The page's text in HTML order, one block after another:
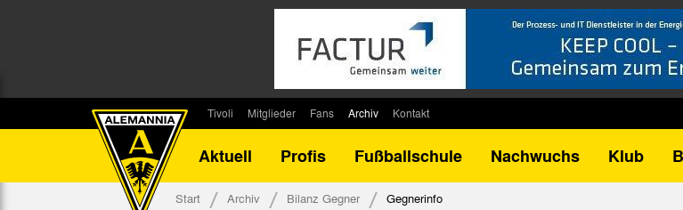
Tivoli
Stadionsprecher
Mitglieder
Kontakt
Fans
Fanbeirat
Archiv
Bilanz DFB-Pokal
Kontakt
Aktuell
Profis Fußballschule Nachwuchs Klub
Start Archiv Bilanz Gegner Gegnerinfo